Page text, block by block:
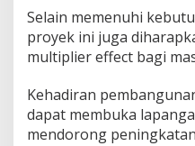
Selain memenuhi
proyek ini juga
multiplier effect bagi
Kehadiran
dapat membuka
mendorong